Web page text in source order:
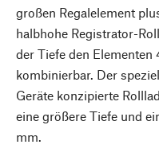
großen Regalelement
halbhohe Registrator-
der Tiefe den
kombinierbar. Der
Geräte konzipierte
eine größere Tiefe und
mm.